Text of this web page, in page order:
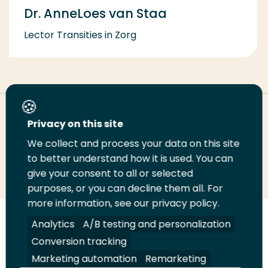
Dr. AnneLoes van Staa
Lector Transities in Zorg
Deel deze pagina
Deel
LinkedIn
Deel
op
Twitter
Deel
op
Facebook
Email
deze
pagina
Print
deze
pagina
Volg
ons
op
Volg
ons
op
Volg
ons
op
Volg
ons
op
Juridisch Security A-Z Index
Contact
Privacy on this site
We collect and process your data on this site
to better understand how it is used. You can
give your consent to all or selected
purposes, or you can decline them all. For
more information, see our privacy policy.
Analytics
A/B testing and personalization
Conversion tracking
Marketing automation
Remarketing